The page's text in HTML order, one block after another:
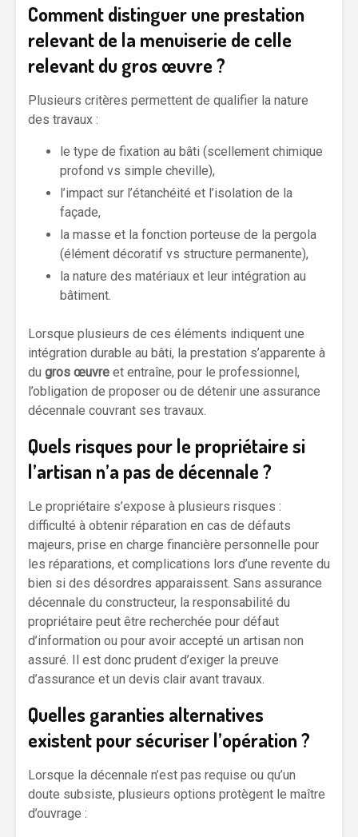
Comment distinguer une prestation
relevant de la menuiserie de celle
relevant du gros œuvre ?
Plusieurs critères permettent de qualifier la nature
des travaux :
le type de fixation au bâti (scellement chimique
profond vs simple cheville),
l’impact sur l’étanchéité et l’isolation de la
façade,
la masse et la fonction porteuse de la pergola
(élément décoratif vs structure permanente),
la nature des matériaux et leur intégration au
bâtiment.
Lorsque plusieurs de ces éléments indiquent une
intégration durable au bâti, la prestation s’apparente à
du gros œuvre et entraîne, pour le professionnel,
l’obligation de proposer ou de détenir une assurance
décennale couvrant ses travaux.
Quels risques pour le propriétaire si
l’artisan n’a pas de décennale ?
Le propriétaire s’expose à plusieurs risques :
difficulté à obtenir réparation en cas de défauts
majeurs, prise en charge financière personnelle pour
les réparations, et complications lors d’une revente du
bien si des désordres apparaissent. Sans assurance
décennale du constructeur, la responsabilité du
propriétaire peut être recherchée pour défaut
d’information ou pour avoir accepté un artisan non
assuré. Il est donc prudent d’exiger la preuve
d’assurance et un devis clair avant travaux.
Quelles garanties alternatives
existent pour sécuriser l’opération ?
Lorsque la décennale n’est pas requise ou qu’un
doute subsiste, plusieurs options protègent le maître
d’ouvrage :